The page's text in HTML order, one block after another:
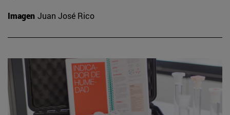
Imagen Juan José Rico